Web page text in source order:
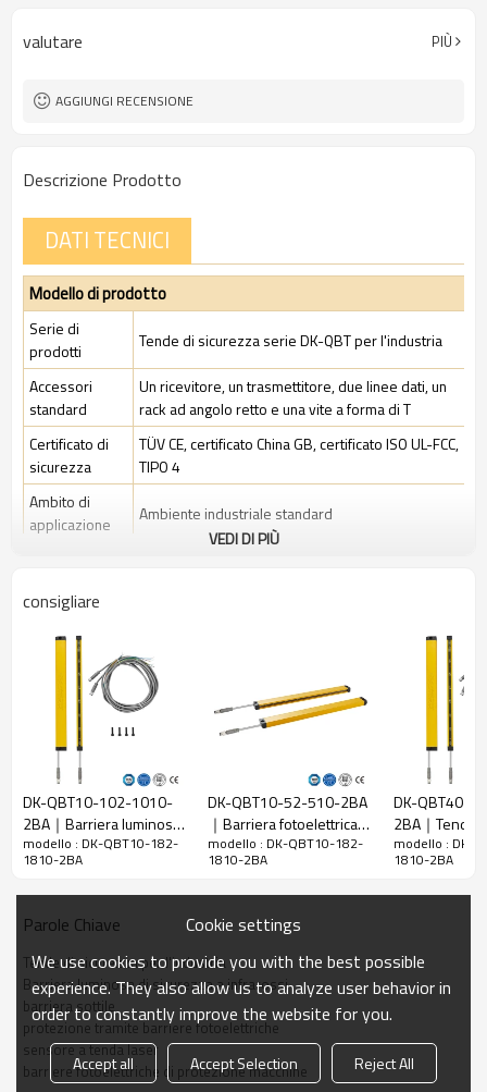
Spina di interfaccia Dotato di connettore M8
valutare PIÙ
AGGIUNGI RECENSIONE
Descrizione Prodotto
DATI TECNICI
Modello di prodotto
Serie di
prodotti
Tende di sicurezza serie DK-QBT per l'industria
Accessori
standard
Un ricevitore, un trasmettitore, due linee dati, un
rack ad angolo retto e una vite a forma di T
Certificato di
sicurezza
TÜV CE, certificato China GB, certificato ISO UL-FCC,
TIPO 4
Ambito di
applicazione
Ambiente industriale standard
Spazio tra i
Rileva la
precisione
18 mm
Quantità di
travi
Raggio
d'azione
1810mm
Taglia del
prodotto
15mm*30mm*L, L è la lunghezza dell'emettitore e
del ricevitore.
Distanza di
rilevamento
30-3000 mm
Tempo di
risposta
≤15 ms
Dati meccanici
Materiale
dell'alloggiamentoMetallo
VEDI DI PIÙ
consigliare
DK-QBT10-102-1010-
2BA｜Barriera luminosa
di sicurezza｜DADISICK
modello : DK-QBT10-182-
1810-2BA
DK-QBT10-52-510-2BA
｜Barriera fotoelettrica
di sicurezza a infrarossi
｜DADISICK
modello : DK-QBT10-182-
1810-2BA
DK-QBT40-
2BA｜Tende
sicurezza
｜DADISICK
modello : DK-
1810-2BA
Parole Chiave
Tende di sicurezza per l'industria
Barriera luminosa di sicurezza a infrarossi
barriera sottile
protezione tramite barriere fotoelettriche
sensore a tenda laser
barriere fotoelettriche di protezione macchine
Cookie settings
We use cookies to provide you with the best possible
experience. They also allow us to analyze user behavior in
order to constantly improve the website for you.
Accept all Accept Selection Reject All